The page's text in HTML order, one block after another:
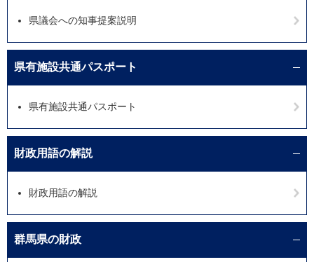
県議会への知事提案説明
県有施設共通パスポート
県有施設共通パスポート
財政用語の解説
財政用語の解説
群馬県の財政